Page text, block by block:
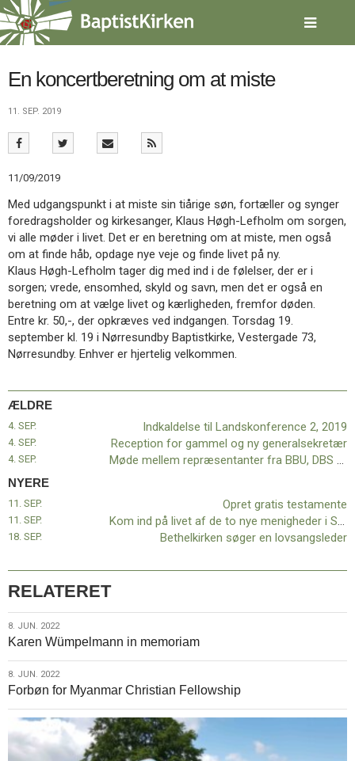
Spring
menu
over
gå
indholdVend
forsiden
1.0:
Forside
3.0:
Kalender
4.0:
Inspiration
5.0:
Værktøjskassen
6.0:
Mission
7.0:
Om
BaptistKirken
8.0:
Kontakt
9.0:
Forside
Nyheder
Kalender
Værktøjskassen
14.0:
Mission
15.0:
Om
BaptistKirken
16.0:
Kontakt
Næste
indlæg:
Opret
gratis
indlæg:
Indkaldelse
Landskonference
En koncertberetning om at miste
11. SEP. 2019
11/09/2019
Med udgangspunkt i at miste sin tiårige søn, fortæller og synger
foredragsholder og kirkesanger, Klaus Høgh-Lefholm om sorgen,
vi alle møder i livet. Det er en beretning om at miste, men også
om at finde håb, opdage nye veje og finde livet på ny.
Klaus Høgh-Lefholm tager dig med ind i de følelser, der er i
sorgen; vrede, ensomhed, skyld og savn, men det er også en
beretning om at vælge livet og kærligheden, fremfor døden.
Entre kr. 50,-, der opkræves ved indgangen. Torsdag 19.
september kl. 19 i Nørresundby Baptistkirke, Vestergade 73,
Nørresundby. Enhver er hjertelig velkommen.
ÆLDRE
4. SEP. Indkaldelse til Landskonference 2, 2019
4. SEP. Reception for gammel og ny generalsekretær
4. SEP. Møde mellem repræsentanter fra BBU, DBS og BaptistKirkens ledelse
NYERE
Opret gratis testamente
11. SEP.
Kom ind på livet af de to nye menigheder i Svendborg
11. SEP.
Bethelkirken søger en lovsangsleder
18. SEP.
RELATERET
8.
jun.
2022
8. JUN. 2022
Karen Wümpelmann in memoriam
8.
jun.
2022
8. JUN. 2022
Forbøn for Myanmar Christian Fellowship